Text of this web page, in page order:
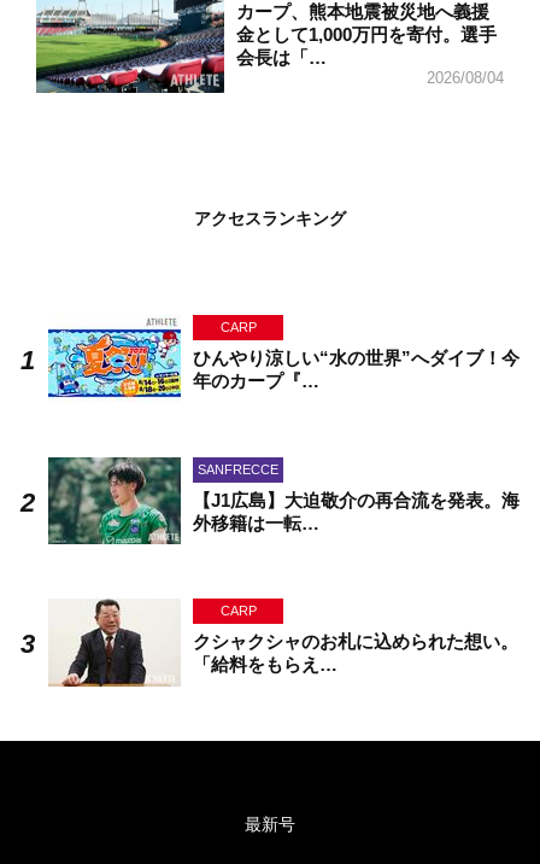
カープ、熊本地震被災地へ義援
金として1,000万円を寄付。選手
会長は「…
2026/08/04
アクセスランキング
CARP
ひんやり涼しい“水の世界”へダイブ！今
年のカープ『…
SANFRECCE
【J1広島】大迫敬介の再合流を発表。海
外移籍は一転…
CARP
クシャクシャのお札に込められた想い。
「給料をもらえ…
最新号